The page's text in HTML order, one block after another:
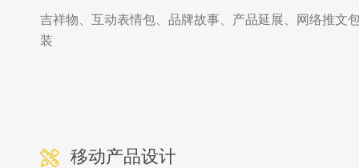
吉祥物、互动表情包、品牌故事、产品延展、网络推文
装
移动产品设计